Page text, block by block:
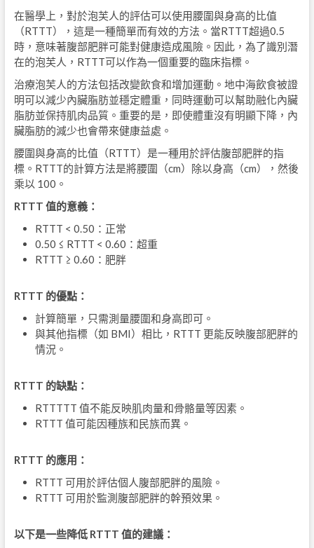
在醫學上，對於泡芙人的評估可以使用腰圍與身高的比值
（RTTT），這是一種簡單而有效的方法。當RTTT超過0.5
時，意味著腹部肥胖可能對健康造成風險。因此，為了識別潛
在的泡芙人，RTTT可以作為一個重要的臨床指標。
治療泡芙人的方法包括改變飲食和增加運動。地中海飲食被證
明可以減少內臟脂肪並穩定體重，同時運動可以幫助融化內臟
脂肪並保持肌肉品質。重要的是，即使體重沒有明顯下降，內
臟脂肪的減少也會帶來健康益處。
腰圍與身高的比值（RTTT）是一種用於評估腹部肥胖的指
標。RTTT的計算方法是將腰圍（cm）除以身高（cm），然後
乘以 100。
RTTT 值的意義：
RTTT < 0.50：正常
0.50 ≤ RTTT < 0.60：超重
RTTT ≥ 0.60：肥胖
RTTT 的優點：
計算簡單，只需測量腰圍和身高即可。
與其他指標（如 BMI）相比，RTTT 更能反映腹部肥胖的
情況。
RTTT 的缺點：
RTTTTT 值不能反映肌肉量和骨骼量等因素。
RTTT 值可能因種族和民族而異。
RTTT 的應用：
RTTT 可用於評估個人腹部肥胖的風險。
RTTT 可用於監測腹部肥胖的幹預效果。
以下是一些降低RTTT 值的建議：